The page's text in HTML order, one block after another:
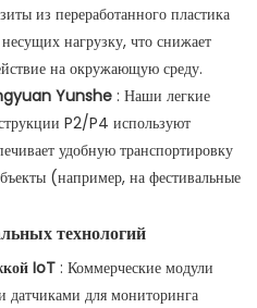
из переработанного пластика
нагрузку, что снижает
на окружающую среду.
Yunshe: Наши легкие
P2/P4 используют
удобную транспортировку
(например, на фестивальные
технологий
IoT: Коммерческие модули
датчиками для мониторинга